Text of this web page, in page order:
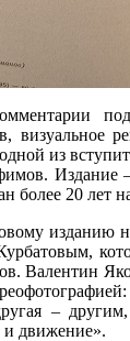
визуальное
из
Издание
более 20 лет
изданию
Валентин
–
и движение».